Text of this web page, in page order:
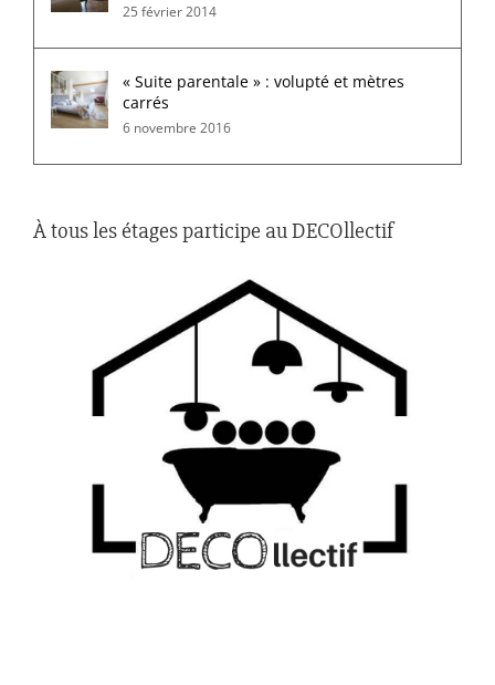
25 février 2014
« Suite parentale » : volupté et mètres
carrés
6 novembre 2016
À tous les étages participe au DECOllectif